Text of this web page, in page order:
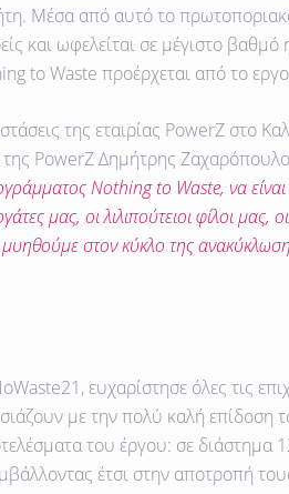
Μέσα από αυτό το
και ωφελείται σε μέγιστο βαθμό
to Waste προέρχεται από το
της εταιρίας PowerZ στο
PowerZ Δημήτρης
Nothing to Waste, να
μας, οι λιλιπούτειοι φίλοι μας,
μυηθούμε στον κύκλο της
ευχαρίστησε όλες τις
με την πολύ καλή επίδοση
του έργου: σε διάστημα
έτσι στην αποτροπή